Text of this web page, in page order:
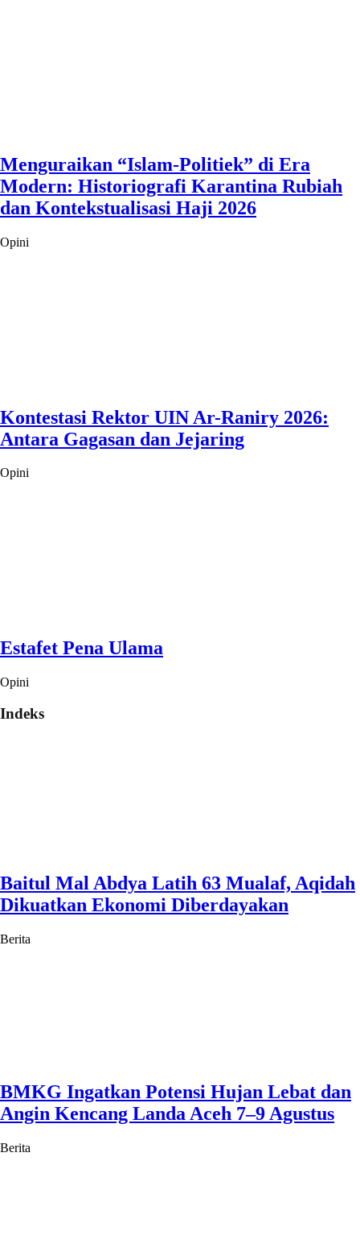
Menguraikan “Islam-Politiek” di Era
Modern: Historiografi Karantina Rubiah
dan Kontekstualisasi Haji 2026
Opini
Kontestasi Rektor UIN Ar-Raniry 2026:
Antara Gagasan dan Jejaring
Opini
Estafet Pena Ulama
Opini
Indeks
Baitul Mal Abdya Latih 63 Mualaf, Aqidah
Dikuatkan Ekonomi Diberdayakan
Berita
BMKG Ingatkan Potensi Hujan Lebat dan
Angin Kencang Landa Aceh 7–9 Agustus
Berita